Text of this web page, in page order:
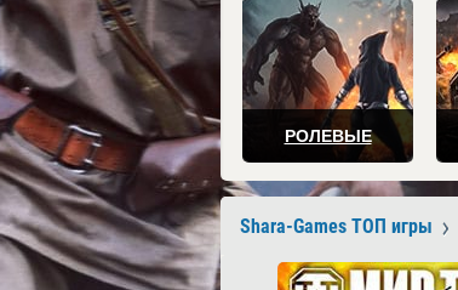
РОЛЕВЫЕ
Shara-Games ТОП игры